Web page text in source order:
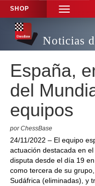
SHOP
TOGGLE
Noticias
España,
del
equipos
por ChessBase
24/11/2022 – El equipo
actuación destacada en
disputa desde el día 19
como tercera de su
Sudáfrica (eliminadas), y